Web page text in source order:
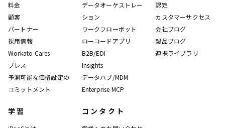
料金
顧客
パートナー
採用情報
Workato Cares
プレス
予測可能な価格設定の
コミットメント
データオーケストレー
ション
ワークフローボット
ローコードアプリ
B2B/EDI
Insights
データハブ/MDM
Enterprise MCP
認定
カスタマーサクセス
会社ブログ
製品ブログ
連携ライブラリ
学習 コンタクト